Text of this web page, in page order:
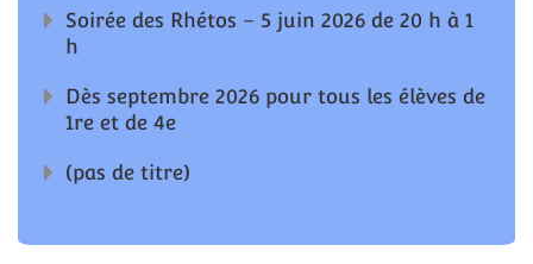
Soirée des Rhétos – 5 juin 2026 de 20 h à 1
h
Dès septembre 2026 pour tous les élèves de
1re et de 4e
(pas de titre)